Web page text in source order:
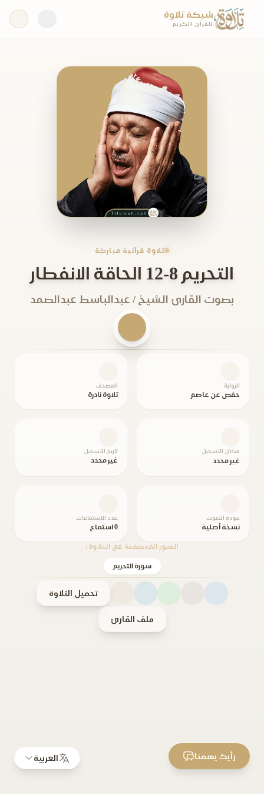
شبكة تلاوة
للقرآن الكريم
تلاوة قرآنية مباركة
التحريم 8-12 الحاقة الانفطار
بصوت القارئ الشيخ / عبدالباسط عبدالصمد
الرواية
حفص عن عاصم
المصحف
تلاوة نادرة
مكان التسجيل
غير محدد
تاريخ التسجيل
غير محدد
جودة الصوت
نسخة أصلية
عدد الاستماعات
0 استماع
السور المتضمنة في التلاوة:
سورة التحريم
تحميل التلاوة
ملف القارئ
العربية رأيك يهمنا